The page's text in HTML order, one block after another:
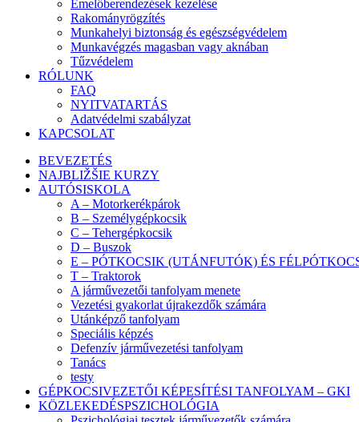
Emelőberendezések kezelése
Rakományrögzítés
Munkahelyi biztonság és egészségvédelem
Munkavégzés magasban vagy aknában
Tűzvédelem
RÓLUNK
FAQ
NYITVATARTÁS
Adatvédelmi szabályzat
KAPCSOLAT
BEVEZETÉS
NAJBLIŽŠIE KURZY
AUTÓSISKOLA
A – Motorkerékpárok
B – Személygépkocsik
C – Tehergépkocsik
D – Buszok
E – PÓTKOCSIK (UTÁNFUTÓK) ÉS
T – Traktorok
A járművezetői tanfolyam menete
Vezetési gyakorlat újrakezdők számára
Utánképző tanfolyam
Speciális képzés
Defenzív járművezetési tanfolyam
Tanács
testy
GÉPKOCSIVEZETŐI KÉPESÍTÉSI TANFOLYAM – GKI
KÖZLEKEDÉSPSZICHOLÓGIA